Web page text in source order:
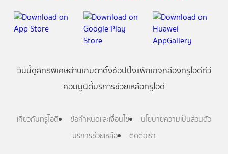
วันนี้ดูสิทธิพิเศษอ่านเกมตาตั้งช้อปปิ้งแพ็กเกจกล่องทรูไอดีทีวี
คอมมูนิตี้บริการช่วยเหลือทรูไอดี
เกี่ยวกับทรูไอดี ข้อกำหนดและเงื่อนไข
นโยบายความเป็นส่วนตัว
บริการช่วยเหลือ
ติดต่อเรา